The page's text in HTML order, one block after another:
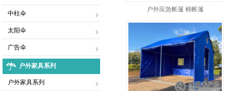
中柱伞
太阳伞
广告伞
户外家具系列
户外家具系列
户外应急帐篷 棉帐篷